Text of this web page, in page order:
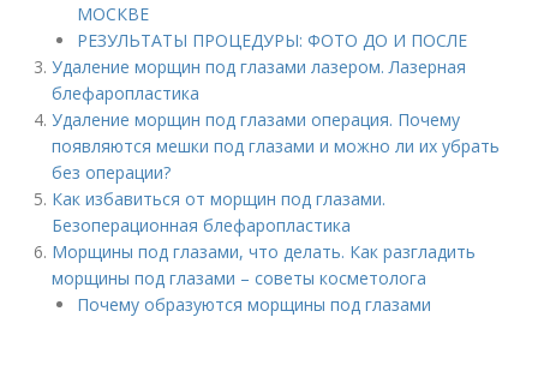
МОСКВЕ
РЕЗУЛЬТАТЫ ПРОЦЕДУРЫ: ФОТО ДО И ПОСЛЕ
Удаление морщин под глазами лазером. Лазерная
блефаропластика
Удаление морщин под глазами операция. Почему
появляются мешки под глазами и можно ли их убрать
без операции?
Как избавиться от морщин под глазами.
Безоперационная блефаропластика
Морщины под глазами, что делать. Как разгладить
морщины под глазами – советы косметолога
Почему образуются морщины под глазами